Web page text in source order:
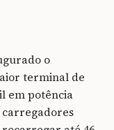
o
terminal de
em potência